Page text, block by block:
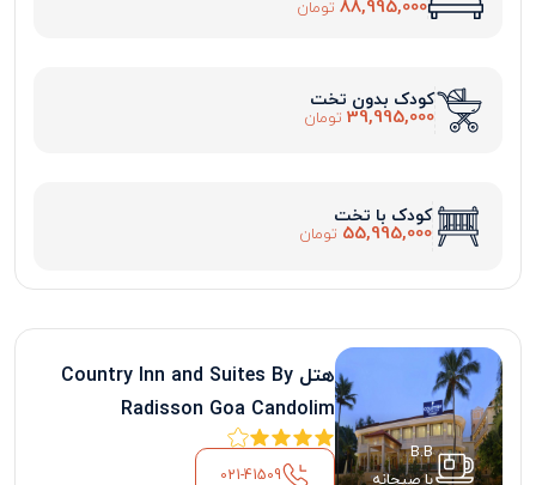
88,995,000 تومان
کودک بدون تخت
39,995,000 تومان
کودک با تخت
55,995,000 تومان
B.B
با صبحانه
هتل Country Inn and Suites By
Radisson Goa Candolim
021-41509